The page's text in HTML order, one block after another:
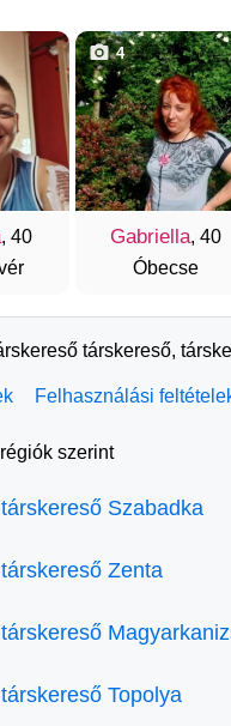
, 40
Gabriella, 40
Óbecse
4
társkereső,
Felhasználási
szerint
Szabadka
Zenta
Topolya